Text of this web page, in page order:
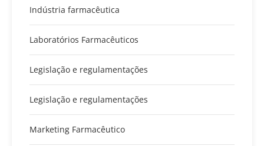
Indústria farmacêutica
Laboratórios Farmacêuticos
Legislação e regulamentações
Legislação e regulamentações
Marketing Farmacêutico